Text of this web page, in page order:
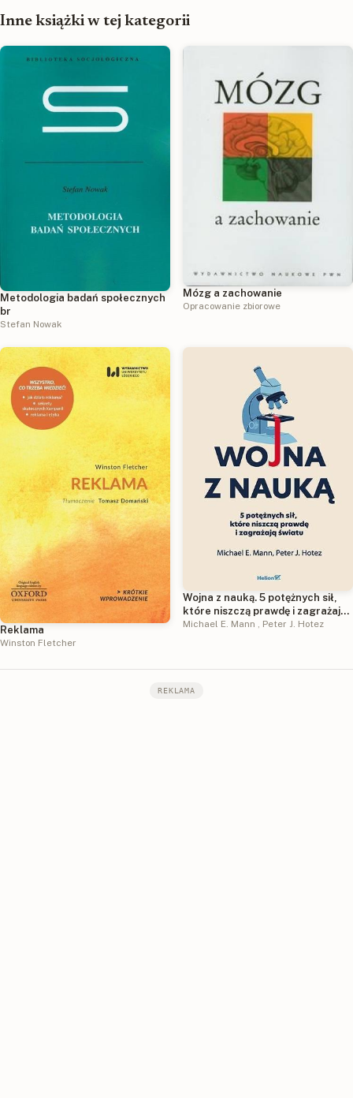
Inne książki w tej kategorii
Metodologia badań społecznych
br
Stefan Nowak
Mózg a zachowanie
Opracowanie zbiorowe
Reklama
Winston Fletcher
Wojna z nauką. 5 potężnych sił,
które niszczą prawdę i zagrażają
światu
Michael E. Mann Peter J. Hotez
REKLAMA